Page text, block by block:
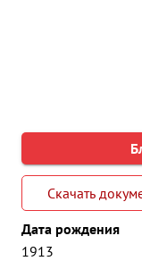
Скачать
Дата рождения
1913